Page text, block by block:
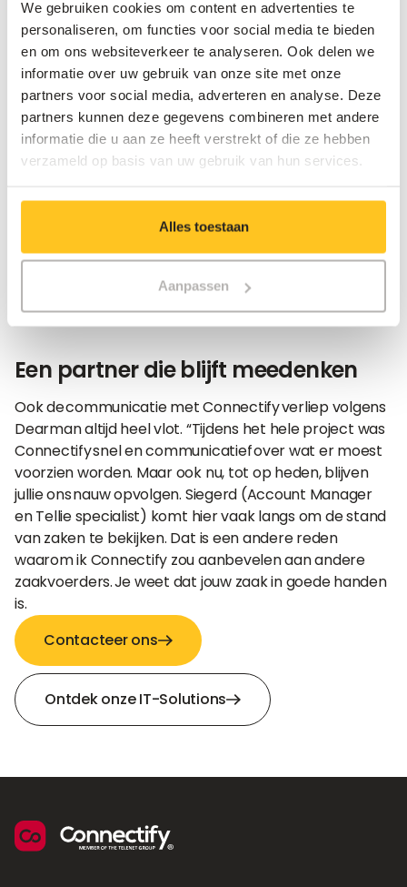
We gebruiken cookies om content en advertenties te
personaliseren, om functies voor social media te bieden
en om ons websiteverkeer te analyseren. Ook delen we
informatie over uw gebruik van onze site met onze
partners voor social media, adverteren en analyse. Deze
partners kunnen deze gegevens combineren met andere
informatie die u aan ze heeft verstrekt of die ze hebben
verzameld op basis van uw gebruik van hun services.
Alles toestaan
Aanpassen
Toekomstgerichte IT
Voor een bedrijf in volle expansie is een performante
IT-infrastructuur essentieel. Met de oplossingen van
Connectify is Inofec klaar voor de volgende stappen,
zoals magazijnautomatisatie en verdere digitalisering
van interne processen. Alle voorzieningen zijn reeds
uitgerold, hoeven alleen nog devices aangesloten te
worden. Dankzij het centrale beheer dalen ook de
onderhoudskosten aanzienlijk.
Een partner die blijft meedenken
Ook de communicatie met Connectify verliep volgens
Dearman altijd heel vlot. “Tijdens het hele project was
Connectify snel en communicatief over wat er moest
voorzien worden. Maar ook nu, tot op heden, blijven
jullie ons nauw opvolgen. Siegerd (Account Manager
en Tellie specialist) komt hier vaak langs om de stand
van zaken te bekijken. Dat is een andere reden
waarom ik Connectify zou aanbevelen aan andere
zaakvoerders. Je weet dat jouw zaak in goede handen
is.
Contacteer ons
Ontdek onze IT-Solutions